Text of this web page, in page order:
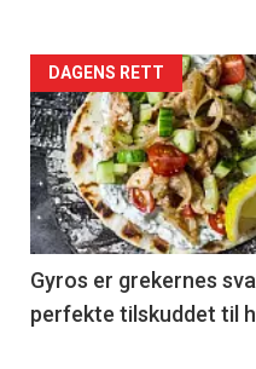
Forsiden
akkurat
nå
-
2
DAGENS RETT
Gyros er grekernes
perfekte tilskuddet til